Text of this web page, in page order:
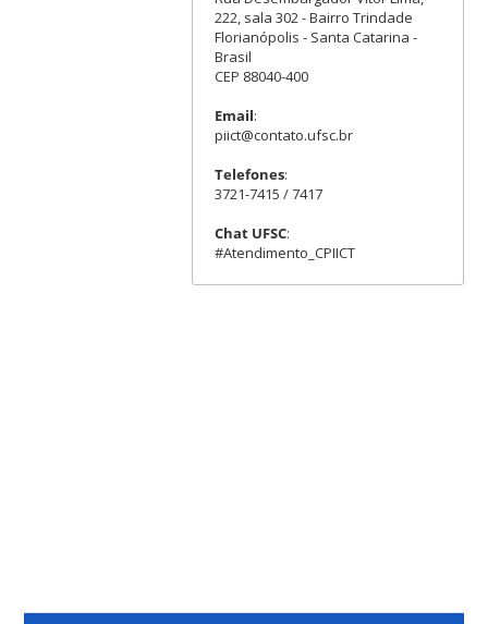
222, sala 302 - Bairro Trindade
Florianópolis - Santa Catarina -
Brasil
CEP 88040-400
Email:
piict@contato.ufsc.br
Telefones:
3721-7415 / 7417
Chat UFSC:
#Atendimento_CPIICT